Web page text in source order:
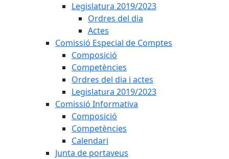
Legislatura 2019/2023
Ordres del dia
Actes
Comissió Especial de Comptes
Composició
Competències
Ordres del dia i actes
Legislatura 2019/2023
Comissió Informativa
Composició
Competències
Calendari
Junta de portaveus